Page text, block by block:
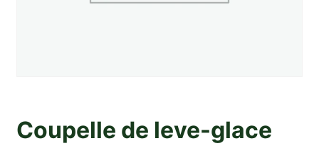
Coupelle de leve-glace